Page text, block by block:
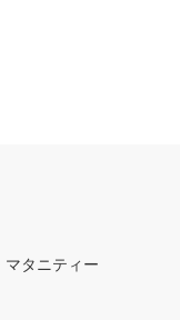
マタニティー